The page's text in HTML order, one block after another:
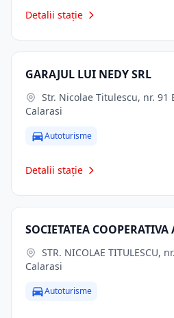
Detalii stație
GARAJUL LUI NEDY SRL
Calarasi
Autoturisme
Detalii stație
Calarasi
Autoturisme